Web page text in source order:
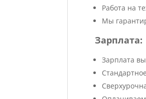
Работа на
Мы
Зарплата:
Зарплата